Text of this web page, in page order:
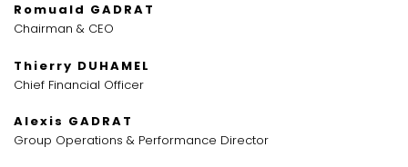
Romuald GADRAT
Chairman & CEO
Thierry DUHAMEL
Chief Financial Officer
Alexis GADRAT
Group Operations & Performance Director